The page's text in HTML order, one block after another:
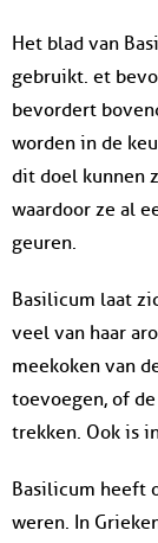
Het blad van
gebruikt. et
bevordert
worden in de
dit doel kunnen
waardoor ze al
geuren.
Basilicum laat
veel van haar
meekoken van
toevoegen, of
trekken. Ook is
Basilicum heeft
weren. In